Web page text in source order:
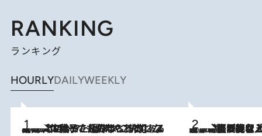
RANKING
ランキング
HOURLYDAILYWEEKLY
2026.8.5
【阿川佐和子さんの年とる力】なぜ70代で始めた趣味は“こんなに楽しい”のか？ ピアノ、俳句…スランプに陥っても続けられる“ある秘訣”とは 2026.8.5
【なぜ吉沢亮は「気配を消せる」のか？】興行収入208億の『国宝』を経て挑むミュージカル『ディア・エヴァン・ハンセン』。トップ俳優が舞台上でさらけ出した“孤独”とは